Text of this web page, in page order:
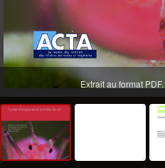
Extrait au format PDF.